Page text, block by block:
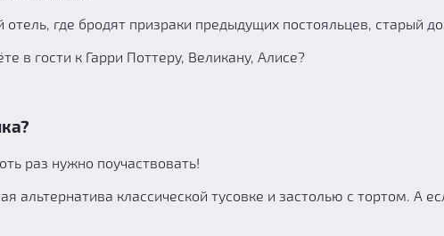
где бродят призраки предыдущих постояльцев,
в гости к Гарри Поттеру, Великану, Алисе?
раз нужно поучаствовать!
классической тусовке и застолью с тортом. А